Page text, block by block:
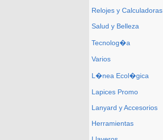
Relojes y Calculadoras
Salud y Belleza
Tecnolog�a
Varios
L�nea Ecol�gica
Lapices Promo
Lanyard y Accesorios
Herramientas